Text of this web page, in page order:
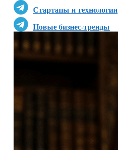
Стартапы и технологии
Новые бизнес-тренды